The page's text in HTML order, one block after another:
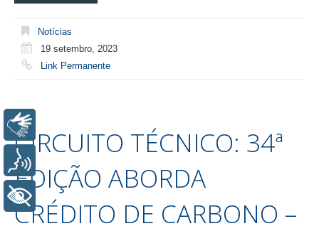
Notícias
19 setembro, 2023
Link Permanente
CIRCUITO TÉCNICO: 34ª
EDIÇÃO ABORDA
CRÉDITO DE CARBONO –
+ Acessibilidade